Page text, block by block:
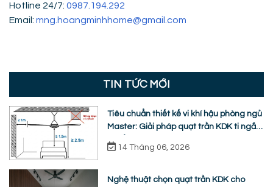
Hotline 24/7: 0987.194.292
Email: mng.hoangminhhome@gmail.com
TIN TỨC MỚI
Tiêu chuẩn thiết kế vi khí hậu phòng ngủ
Master: Giải pháp quạt trần KDK ti ngắn
chuẩn nhân trắc học
14 Tháng 06, 2026
Nghệ thuật chọn quạt trần KDK cho